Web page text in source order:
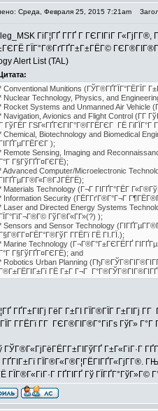
Среда, Февраля 25, 2015 7:21am
ГіГ¦ГҐ Г­ГҐ Г ГЄГІГіГ
ГЇГ°Г®ГґГҐГ±Г±ГЁГ©
Alert List (TAL)
Conventional Munitions (ГЎГ®ГҐГЇГ°ГЁГЇГ
Nuclear Technology, Physics, and
Rocket Systems and Unmanned Air Vehicle
Navigation, Avionics and Flight Control (Г­Г
Г ГўГЁГ ГЅГ«ГҐГЄГІГ°Г®Г­ГЁГЄГ ГЁ ГіГЇГ°Г
Chemical, Biotechnology and Biomedical
ГІГҐГµГ­ГЁГЄГ );
Remote Sensing, Imaging and
Г°Г Г§ГўГҐГ¤ГЄГЁ);
Advanced Computer/Microelectronic
ГІГҐГµГ­Г®Г«Г®ГЈГЁГЁ);
Materials Technology (Г¬Г ГІГҐГ°ГЁГ
Information Security (ГЁГ­ГґГ®Г°Г¬Г
Laser and Directed Energy Systems
ГЇГ°ГїГ¬Г®Г© ГўГ®Г«Г­Г»(?) );
Sensors and Sensor Technology
Г§Г®Г­Г¤ГЁГ°Г®ГўГ Г­ГЁГї ГЁ ГІ.ГЇ.);
Marine Technology (Г¬Г®Г°Г±ГЄГЁГҐ
Г°Г Г§ГўГҐГ¤ГЄГЁ); and
Robotics Urban Planning
Г®Г±ГЁГІГ±Гї ГЁ Г±Г Г¬Г
ГҐГ±ГІГј ГёГ Г±ГІ ГЇГ®ГЇГ Г±ГІГј
Г­ГЁГї Г­Г ГЄГ®ГІГ®Г°ГіГѕ ГўГ» Г°Г
ГЎГ®Г«ГјГёГЁГ­Г±ГІГўГҐ Г±Г«ГіГ·Г
ГҐГІГ±Гї ГЇГ®Г«Г®Г¦ГЁГІГҐГ«ГјГ­Г®.
ГЇГ®Г«ГіГ·Г ГҐГІГҐ Гў ГЇГҐГ°ГўГ»Г©